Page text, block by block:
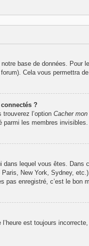
base de données. Pour
Cela vous permettra
?
l’option Cacher
parmi les membres invisibles.
dans lequel vous êtes. Dans
New York, Sydney,
pas enregistré, c’est le bon
est toujours